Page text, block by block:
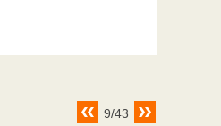
9/43